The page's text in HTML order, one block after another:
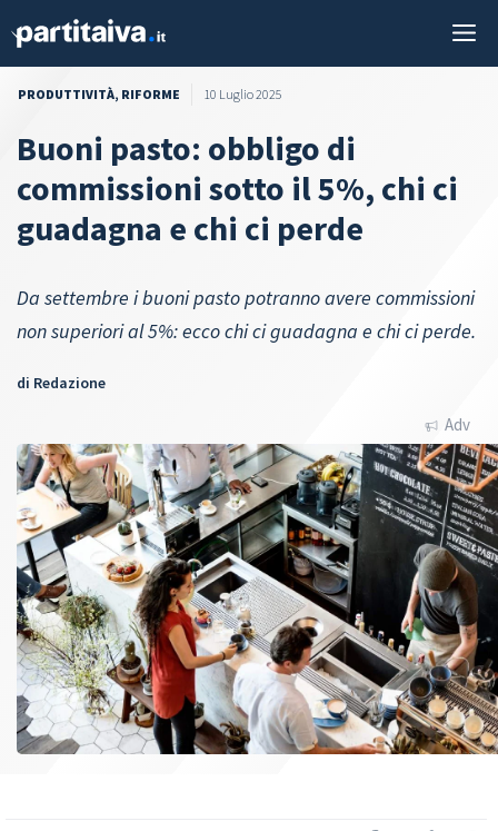
PRODUTTIVITÀ, RIFORME 10 Luglio 2025
Buoni pasto: obbligo di
commissioni sotto il 5%, chi ci
guadagna e chi ci perde
Da settembre i buoni pasto potranno avere commissioni
non superiori al 5%: ecco chi ci guadagna e chi ci perde.
di Redazione
Adv